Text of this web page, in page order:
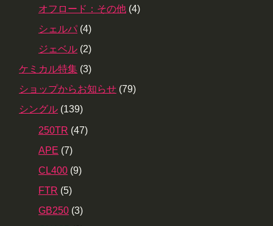
オフロード：その他 (4)
シェルパ (4)
ジェベル (2)
ケミカル特集 (3)
ショップからお知らせ (79)
シングル (139)
250TR (47)
APE (7)
CL400 (9)
FTR (5)
GB250 (3)